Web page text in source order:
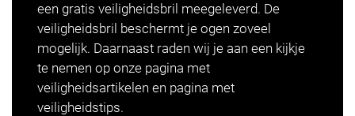
een gratis veiligheidsbril meegeleverd. De
veiligheidsbril beschermt je ogen zoveel
mogelijk. Daarnaast raden wij je aan een kijkje
te nemen op onze pagina met
veiligheidsartikelen en pagina met
veiligheidstips.